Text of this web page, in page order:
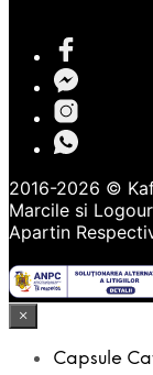
2016-2026 ©
Marcile si
Apartin
×
Capsule